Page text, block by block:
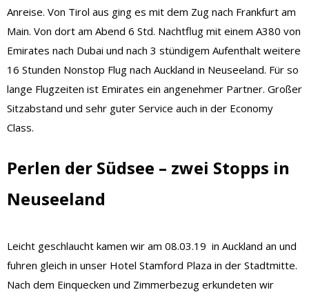
Anreise. Von Tirol aus ging es mit dem Zug nach Frankfurt am
Main. Von dort am Abend 6 Std. Nachtflug mit einem A380 von
Emirates nach Dubai und nach 3 stündigem Aufenthalt weitere
16 Stunden Nonstop Flug nach Auckland in Neuseeland. Für so
lange Flugzeiten ist Emirates ein angenehmer Partner. Großer
Sitzabstand und sehr guter Service auch in der Economy
Class.
Perlen der Südsee – zwei Stopps in
Neuseeland
Leicht geschlaucht kamen wir am 08.03.19 in Auckland an und
fuhren gleich in unser Hotel Stamford Plaza in der Stadtmitte.
Nach dem Einquecken und Zimmerbezug erkundeten wir